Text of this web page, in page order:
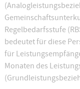
Regelbedarfsstufe
bedeutet für diese
für
Monaten des